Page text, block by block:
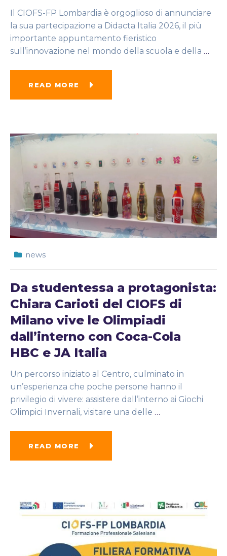
Il CIOFS-FP Lombardia è orgoglioso di annunciare
la sua partecipazione a Didacta Italia 2026, il più
importante appuntamento fieristico
sull’innovazione nel mondo della scuola e della …
READ MORE
news
Da studentessa a protagonista:
Chiara Carioti del CIOFS di
Milano vive le Olimpiadi
dall’interno con Coca-Cola
HBC e JA Italia
Un percorso iniziato al Centro, culminato in
un’esperienza che poche persone hanno il
privilegio di vivere: assistere dall’interno ai Giochi
Olimpici Invernali, visitare una delle …
READ MORE